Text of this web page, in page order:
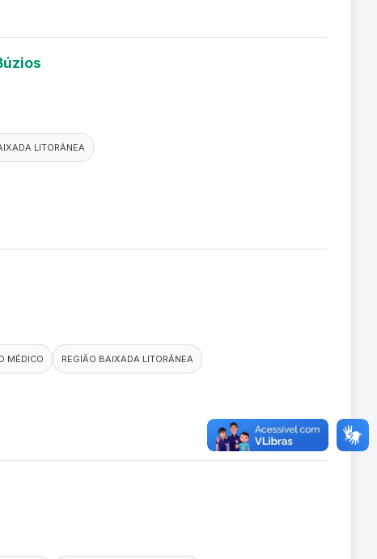
LITORÂNEA
MÉDICO REGIÃO BAIXADA LITORÂNEA